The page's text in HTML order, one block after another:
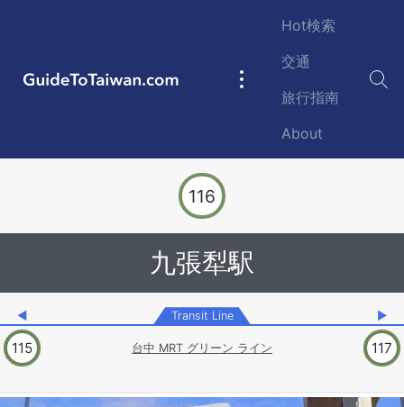
GuideToTaiwan.com
Main
Hot検索
交通
旅行指南
About
116
九張犁駅
◀ Transit Line ▶
115 台中 MRT グリーン ライン 117